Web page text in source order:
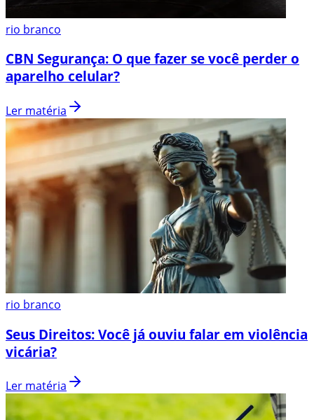
rio branco
CBN Segurança: O que fazer se você perder o
aparelho celular?
Ler matéria
rio branco
Seus Direitos: Você já ouviu falar em violência
vicária?
Ler matéria